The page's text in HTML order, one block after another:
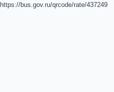
https://bus.gov.ru/qrcode/rate/437249